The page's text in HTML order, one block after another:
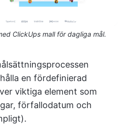
ClickUps mall för dagliga mål.
en fördefinierad
viktiga element som
förfallodatum och